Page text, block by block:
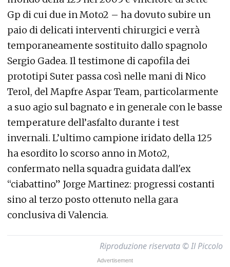
Gp di cui due in Moto2 – ha dovuto subire un
paio di delicati interventi chirurgici e verrà
temporaneamente sostituito dallo spagnolo
Sergio Gadea. Il testimone di capofila dei
prototipi Suter passa così nelle mani di Nico
Terol, del Mapfre Aspar Team, particolarmente
a suo agio sul bagnato e in generale con le basse
temperature dell’asfalto durante i test
invernali. L’ultimo campione iridato della 125
ha esordito lo scorso anno in Moto2,
confermato nella squadra guidata dall'ex
“ciabattino” Jorge Martinez: progressi costanti
sino al terzo posto ottenuto nella gara
conclusiva di Valencia.
Riproduzione riservata © Il Piccolo